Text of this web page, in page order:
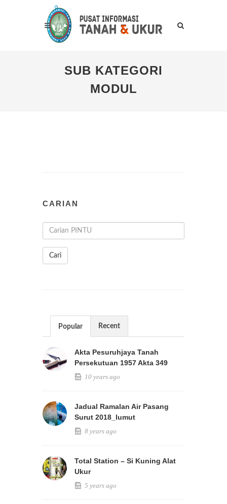
SUB KATEGORI
MODUL
CARIAN
Cari
Popular Recent
Akta Pesuruhjaya Tanah
Persekutuan 1957 Akta 349
10 years ago
Jadual Ramalan Air Pasang
Surut 2018_lumut
8 years ago
Total Station – Si Kuning Alat
Ukur
5 years ago